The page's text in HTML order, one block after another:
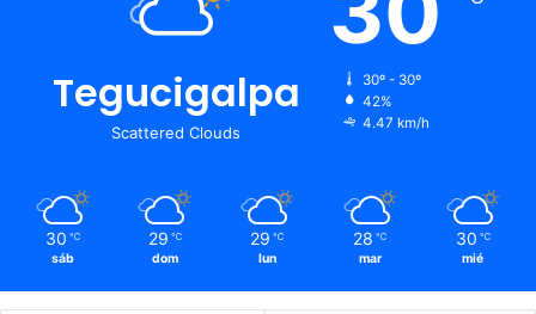
Tegucigalpa
Scattered Clouds
30º - 30º
42%
4.47 km/h
30 ℃
sáb
29 ℃
dom
29 ℃
lun
28 ℃
mar
30 ℃
mié